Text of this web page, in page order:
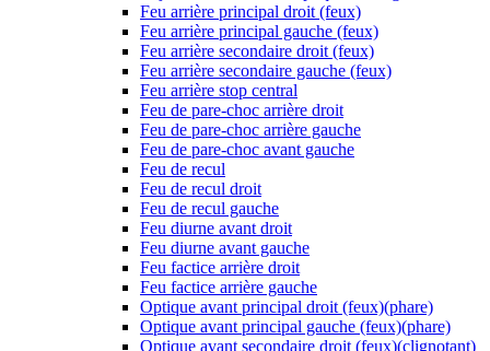
Feu arrière principal droit (feux)
Feu arrière principal gauche (feux)
Feu arrière secondaire droit (feux)
Feu arrière secondaire gauche (feux)
Feu arrière stop central
Feu de pare-choc arrière droit
Feu de pare-choc arrière gauche
Feu de pare-choc avant gauche
Feu de recul
Feu de recul droit
Feu de recul gauche
Feu diurne avant droit
Feu diurne avant gauche
Feu factice arrière droit
Feu factice arrière gauche
Optique avant principal droit (feux)(phare)
Optique avant principal gauche (feux)(phare)
Optique avant secondaire droit (feux)(clignotant)